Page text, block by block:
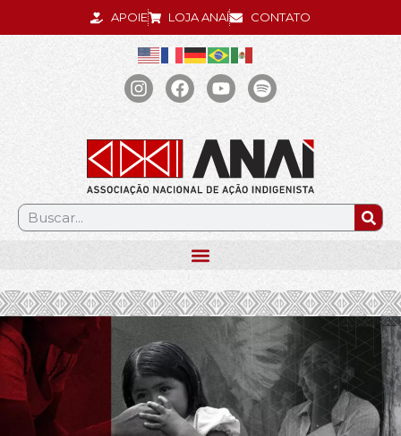
APOIE LOJA ANAÍ CONTATO
.